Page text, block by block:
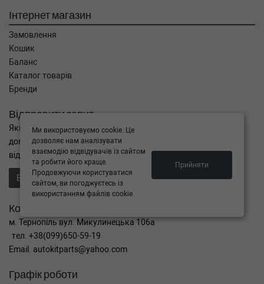
Інтернет магазин
Замовлення
Кошик
Баланс
Каталог товарів
Бренди
Відправити запит
Якщо Ви не знайшли потрібні запчастини, або Вам потрібна
допомога в підборі,
відправте нам запит - ми Вам допоможемо
Відправити запит продавцю
Контакти
м. Тернопіль вул. Микулинецька 106а
тел. +38(099)650-59-19
Email. autokitparts@yahoo.com
Графік роботи
Ми використовуємо cookie. Це
дозволяє нам аналізувати
взаємодію відвідувачів із сайтом
та робити його краще.
Продовжуючи користуватися
сайтом, ви погоджуєтесь із
використанням файлів cookie.
Прийняти